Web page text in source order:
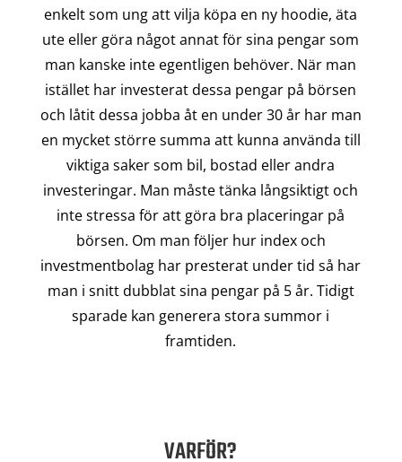
enkelt som ung att vilja köpa en ny hoodie, äta
ute eller göra något annat för sina pengar som
man kanske inte egentligen behöver. När man
istället har investerat dessa pengar på börsen
och låtit dessa jobba åt en under 30 år har man
en mycket större summa att kunna använda till
viktiga saker som bil, bostad eller andra
investeringar. Man måste tänka långsiktigt och
inte stressa för att göra bra placeringar på
börsen. Om man följer hur index och
investmentbolag har presterat under tid så har
man i snitt dubblat sina pengar på 5 år. Tidigt
sparade kan generera stora summor i
framtiden.
VARFÖR?